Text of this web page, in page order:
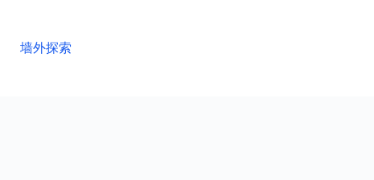
墙外探索